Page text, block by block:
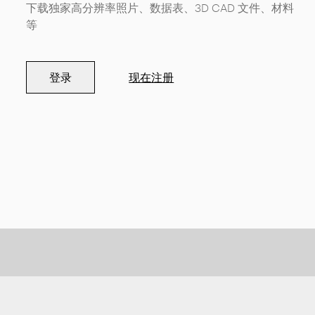
下载独家高分辨率照片、数据表、3D CAD 文件、材料
等
登录 现在注册